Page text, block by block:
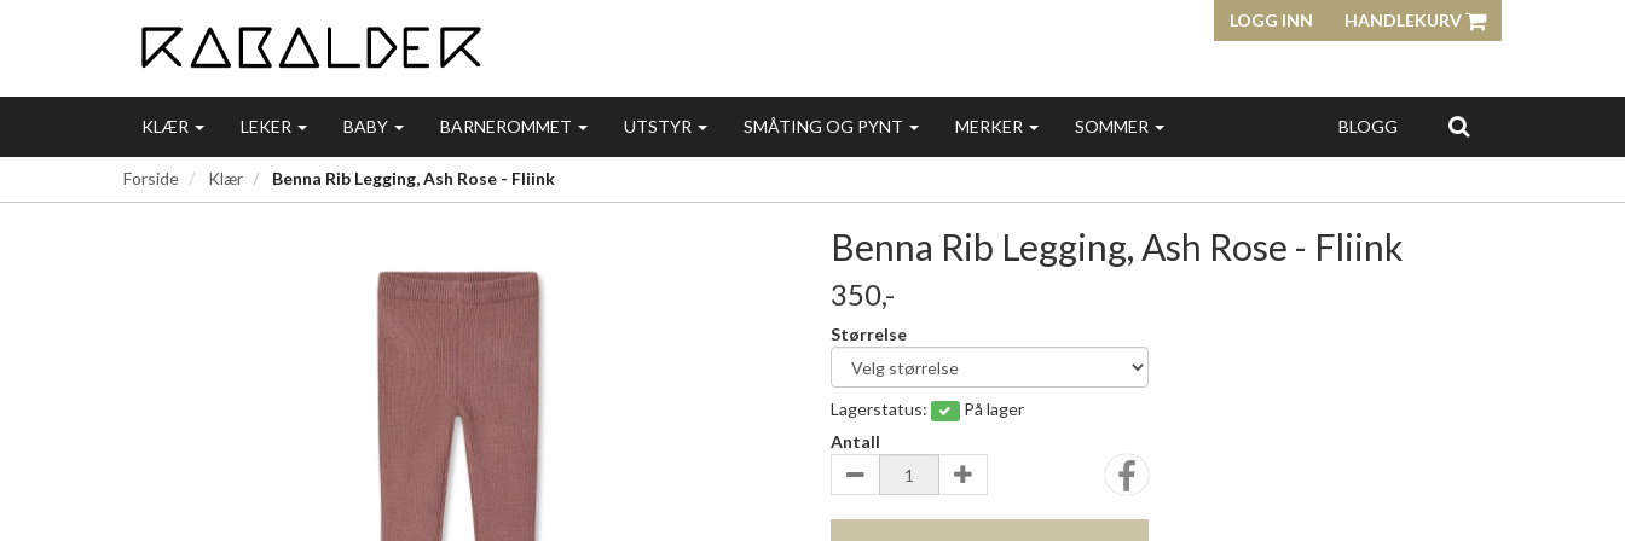
LOGG INN HANDLEKURV
KLÆR LEKER BABY BARNEROMMET UTSTYR SMÅTING OG PYNT MERKER SOMMER BLOGG
Forside Klær Benna Rib Legging, Ash Rose - Fliink
Benna Rib Legging, Ash Rose - Fliink
350,-
Størrelse
Lagerstatus:
På lager
Antall